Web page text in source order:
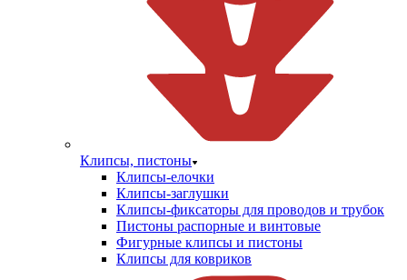
Клипсы, пистоны
Клипсы-елочки
Клипсы-заглушки
Клипсы-фиксаторы для проводов и трубок
Пистоны распорные и винтовые
Фигурные клипсы и пистоны
Клипсы для ковриков